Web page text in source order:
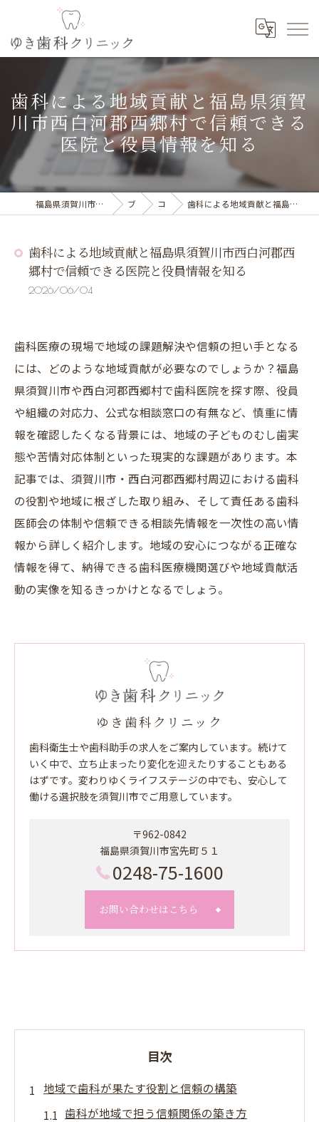
歯科による地域貢献と福島県須賀
川市西白河郡西郷村で信頼できる
医院と役員情報を知る
福島県須賀川市の歯科の求人ならゆき歯科クリニック ブログ コラム 歯科による地域貢献と福島県須賀川市西白河郡西郷村で信頼できる医院と役員情報を知る
歯科による地域貢献と福島県須賀川市西白河郡西
郷村で信頼できる医院と役員情報を知る
2026/06/04
歯科医療の現場で地域の課題解決や信頼の担い手となる
には、どのような地域貢献が必要なのでしょうか？福島
県須賀川市や西白河郡西郷村で歯科医院を探す際、役員
や組織の対応力、公式な相談窓口の有無など、慎重に情
報を確認したくなる背景には、地域の子どものむし歯実
態や苦情対応体制といった現実的な課題があります。本
記事では、須賀川市・西白河郡西郷村周辺における歯科
の役割や地域に根ざした取り組み、そして責任ある歯科
医師会の体制や信頼できる相談先情報を一次性の高い情
報から詳しく紹介します。地域の安心につながる正確な
情報を得て、納得できる歯科医療機関選びや地域貢献活
動の実像を知るきっかけとなるでしょう。
ゆき歯科クリニック
歯科衛生士や歯科助手の求人をご案内しています。続けて
いく中で、立ち止まったり変化を迎えたりすることもある
はずです。変わりゆくライフステージの中でも、安心して
働ける選択肢を須賀川市でご用意しています。
〒962-0842
福島県須賀川市宮先町５１
0248-75-1600
お問い合わせはこちら
目次
地域で歯科が果たす役割と信頼の構築
歯科が地域で担う信頼関係の築き方